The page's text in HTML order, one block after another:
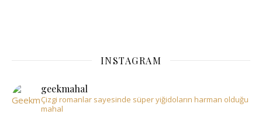
INSTAGRAM
geekmahal
Çizgi romanlar sayesinde süper yiğidoların harman olduğu
mahal